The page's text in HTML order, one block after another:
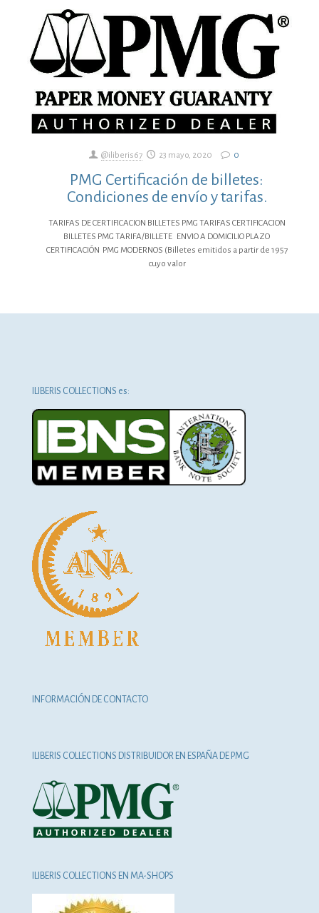
@iliberis67 23 mayo, 2020 0
PMG Certificación de billetes:
Condiciones de envío y tarifas.
TARIFAS DE CERTIFICACION BILLETES PMG TARIFAS CERTIFICACION
BILLETES PMG TARIFA/BILLETE ENVIO A DOMICILIO PLAZO
CERTIFICACIÓN PMG MODERNOS (Billetes emitidos a partir de 1957
cuyo valor
ILIBERIS COLLECTIONS es:
INFORMACIÓN DE CONTACTO
ILIBERIS COLLECTIONS DISTRIBUIDOR EN ESPAÑA DE PMG
ILIBERIS COLLECTIONS EN MA-SHOPS